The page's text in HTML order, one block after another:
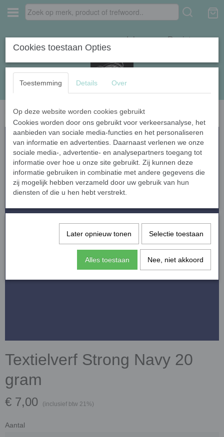
Inloggen Registreren
Home › Textielverf › Textielverf Strong Navy 20 gram
Textielverf Strong Navy 20
gram
€ 7,00 (inclusief btw 21%)
Aantal
Cookies toestaan Opties
Toestemming Details Over
Op deze website worden cookies gebruikt
Cookies worden door ons gebruikt voor verkeersanalyse, het
aanbieden van sociale media-functies en het personaliseren
van informatie en advertenties. Daarnaast verlenen we onze
sociale media-, advertentie- en analysepartners toegang tot
informatie over hoe u onze site gebruikt. Zij kunnen deze
informatie gebruiken in combinatie met andere gegevens die
zij mogelijk hebben verzameld door uw gebruik van hun
diensten of die u hen hebt verstrekt.
Later opnieuw tonen Selectie toestaan
Alles toestaan Nee, niet akkoord